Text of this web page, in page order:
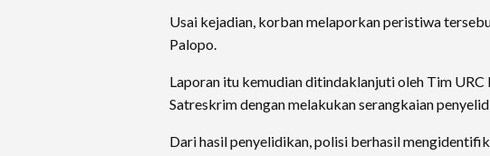
Usai kejadian, korban melaporkan peristiwa
Palopo.
Laporan itu kemudian ditindaklanjuti oleh Tim URC
Satreskrim dengan melakukan serangkaian
Dari hasil penyelidikan, polisi berhasil